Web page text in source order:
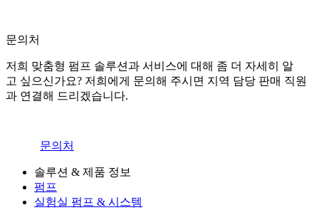
문의처
저희 맞춤형 펌프 솔루션과 서비스에 대해 좀 더 자세히 알
고 싶으신가요? 저희에게 문의해 주시면 지역 담당 판매 직원
과 연결해 드리겠습니다.
문의처
솔루션 & 제품 정보
펌프
실험실 펌프 & 시스템